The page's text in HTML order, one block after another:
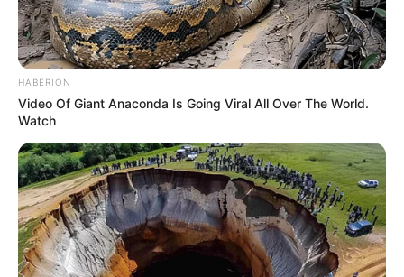
HABERION
Video Of Giant Anaconda Is Going Viral All Over The World.
Watch